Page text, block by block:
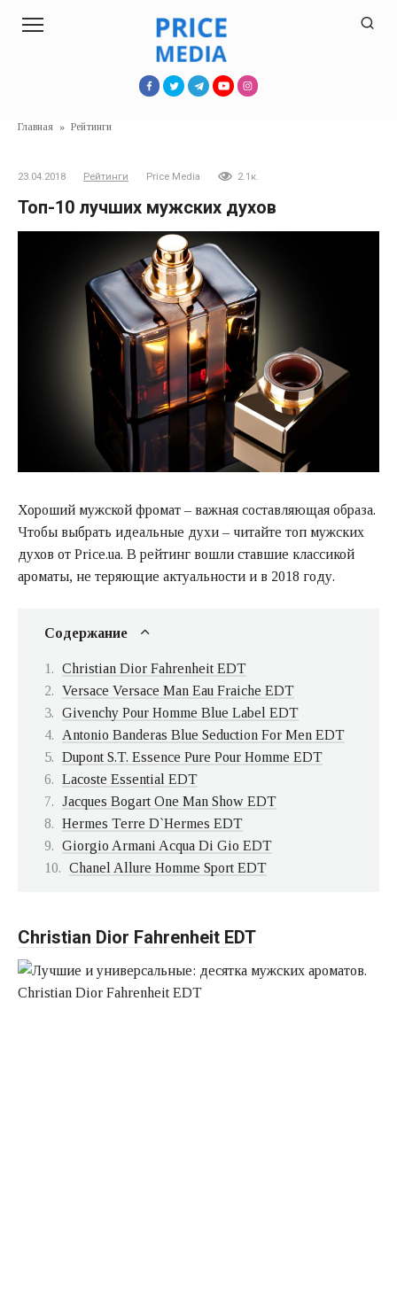
Главная » Рейтинги
23.04.2018 Рейтинги Price Media 2.1к.
Топ-10 лучших мужских духов
Хороший мужской фромат – важная составляющая образа.
Чтобы выбрать идеальные духи – читайте топ мужских
духов от Price.ua. В рейтинг вошли ставшие классикой
ароматы, не теряющие актуальности и в 2018 году.
Содержание
Christian Dior Fahrenheit EDT
Versace Versace Man Eau Fraiche EDT
Givenchy Pour Homme Blue Label EDT
Antonio Banderas Blue Seduction For Men EDT
Dupont S.T. Essence Pure Pour Homme EDT
Lacoste Essential EDT
Jacques Bogart One Man Show EDT
Hermes Terre D`Hermes EDT
Giorgio Armani Acqua Di Gio EDT
Chanel Allure Homme Sport EDT
Christian Dior Fahrenheit EDT